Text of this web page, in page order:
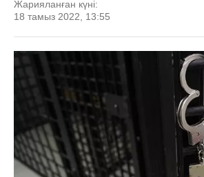
Жарияланған күні:
18 тамыз 2022, 13:55